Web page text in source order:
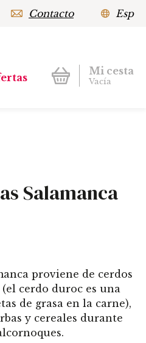
Contacto Esp
Mi cesta
Vacía
Salamanca
proviene de cerdos
(el cerdo duroces una
de grasa en la carne),
y cereales durante